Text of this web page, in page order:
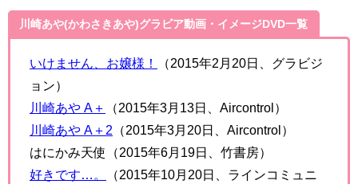
に休めたくて」と投稿し、同年5月より一時的に活動休止を
にて、2020年3月を以って芸能界を引退することを発表し
ています。
川崎あや(かわさきあや)グラビア動画・イメージDVD一覧
いけません、お嬢様！（2015年2月20日、グラビジ